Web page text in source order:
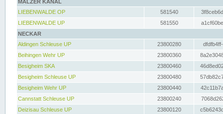
MALZER KANAL
LIEBENWALDE OP
581540
LIEBENWALDE UP
581550
NECKAR
Aldingen Schleuse UP
23800280
Beihingen Wehr UP
23800360
Besigheim SKA
23800460
Besigheim Schleuse UP
23800480
Besigheim Wehr UP
23800440
Cannstatt Schleuse UP
23800240
Deizisau Schleuse UP
23800120